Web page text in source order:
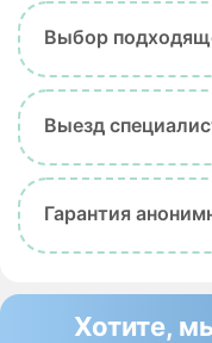
Выбор
Выезд
Гарантия
Хотите,